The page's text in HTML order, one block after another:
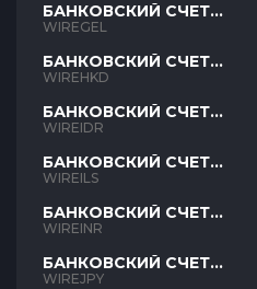
БАНКОВСКИЙ СЧЕТ
GEL
WIREGEL
БАНКОВСКИЙ СЧЕТ
HKD
WIREHKD
БАНКОВСКИЙ СЧЕТ
IDR
WIREIDR
БАНКОВСКИЙ СЧЕТ
ILS
WIREILS
БАНКОВСКИЙ СЧЕТ
INR
WIREINR
БАНКОВСКИЙ СЧЕТ
JPY
WIREJPY